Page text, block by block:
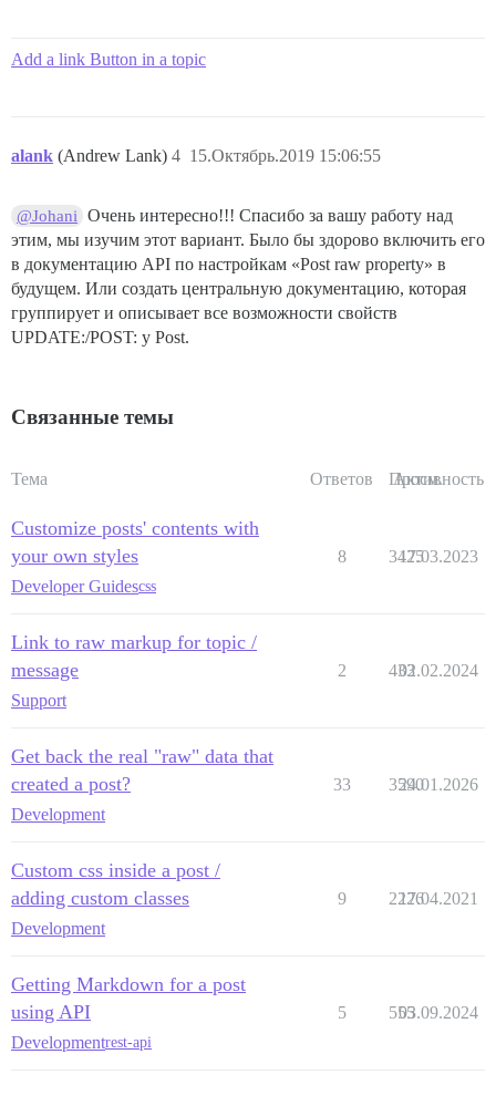
Add a link Button in a topic
alank (Andrew Lank) 15.Октябрь.2019 15:06:55
4
@Johani
Очень интересно!!! Спасибо за вашу работу над
этим, мы изучим этот вариант. Было бы здорово включить его
в документацию API по настройкам «Post raw property» в
будущем. Или создать центральную документацию, которая
группирует и описывает все возможности свойств
UPDATE:/POST: у Post.
Связанные темы
Тема Ответов Просм.
Активность
Customize posts' contents with
your own styles
Developer Guidescss
8 3425
17.03.2023
Link to raw markup for topic /
message
Support
2 433
02.02.2024
Get back the real "raw" data that
created a post?
Development
33 3590
24.01.2026
Custom css inside a post /
adding custom classes
Development
9 2226
17.04.2021
Getting Markdown for a post
using API
Developmentrest-api
5 555
03.09.2024